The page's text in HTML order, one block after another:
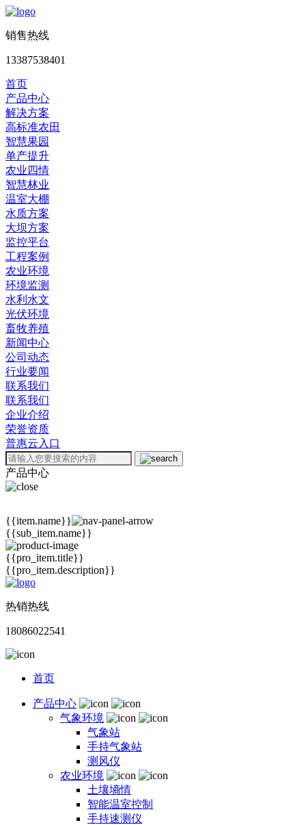
销售热线
13387538401
首页
产品中心
解决方案
高标准农田
智慧果园
单产提升
农业四情
智慧林业
温室大棚
水质方案
大坝方案
监控平台
工程案例
农业环境
环境监测
水利水文
光伏环境
畜牧养殖
新闻中心
公司动态
行业要闻
联系我们
联系我们
企业介绍
荣誉资质
普惠云入口
产品中心
{{item.name}}
{{sub_item.name}}
{{pro_item.title}}
{{pro_item.description}}
热销热线
18086022541
首页
产品中心
气象环境
气象站
手持气象站
测风仪
农业环境
土壤墒情
智能温室控制
手持速测仪